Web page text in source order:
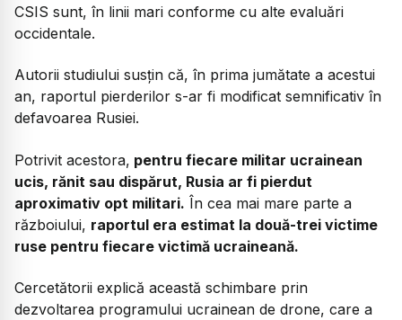
CSIS sunt, în linii mari conforme cu alte evaluări
occidentale.
Autorii studiului susțin că, în prima jumătate a acestui
an, raportul pierderilor s-ar fi modificat semnificativ în
defavoarea Rusiei.
Potrivit acestora, pentru fiecare militar ucrainean
ucis, rănit sau dispărut, Rusia ar fi pierdut
aproximativ opt militari. În cea mai mare parte a
războiului, raportul era estimat la două-trei victime
ruse pentru fiecare victimă ucraineană.
Cercetătorii explică această schimbare prin
dezvoltarea programului ucrainean de drone, care a